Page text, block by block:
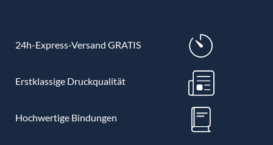
24h-Express-Versand GRATIS
Erstklassige Druckqualität
Hochwertige Bindungen